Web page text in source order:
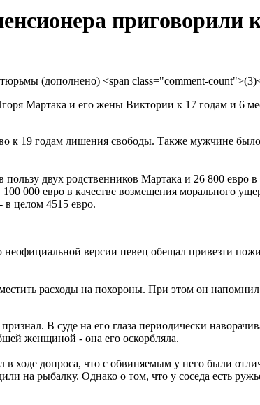
Мартака и его жены Виктории к 17 годам и 6
к 19 годам лишения свободы. Также мужчине
двух родственников Мартака и 26 800
000 евро в качестве возмещения морального
в целом 4515 евро.
неофициальной версии певец обещал привезти
расходы на похороны. При этом он
В суде на его глаза периодически
женщиной - она его оскорбляла.
в ходе допроса, что с обвиняемым у него были
на рыбалку. Однако о том, что у соседа есть